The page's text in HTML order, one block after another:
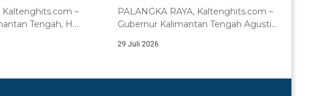
Kaltenghits.com –
Tengah, H.
PALANGKA RAYA, Kaltenghits.com –
Gubernur Kalimantan Tengah Agustiar
29 Juli 2026